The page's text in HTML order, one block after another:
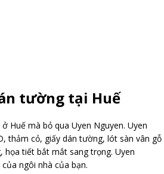
tường tại Huế
Huế mà bỏ qua Uyen Nguyen. Uyen
thảm cỏ, giấy dán tường, lót sàn vân gỗ
họa tiết bắt mắt sang trọng. Uyen
ngôi nhà của bạn.